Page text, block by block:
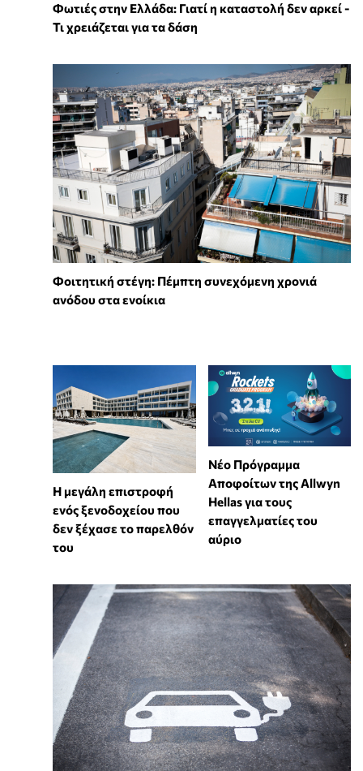
Φωτιές στην Ελλάδα: Γιατί η καταστολή δεν αρκεί -
Τι χρειάζεται για τα δάση
Φοιτητική στέγη: Πέμπτη συνεχόμενη χρονιά
ανόδου στα ενοίκια
Η μεγάλη επιστροφή
ενός ξενοδοχείου που
δεν ξέχασε το παρελθόν
του
Νέο Πρόγραμμα
Αποφοίτων της Allwyn
Hellas για τους
επαγγελματίες του
αύριο